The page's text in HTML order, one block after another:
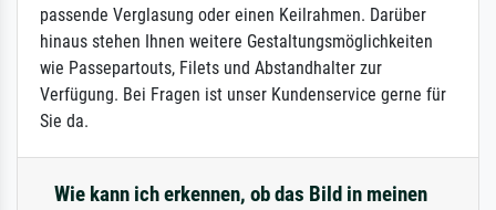
passende Verglasung oder einen Keilrahmen. Darüber
hinaus stehen Ihnen weitere Gestaltungsmöglichkeiten
wie Passepartouts, Filets und Abstandhalter zur
Verfügung. Bei Fragen ist unser Kundenservice gerne für
Sie da.
Wie kann ich erkennen, ob das Bild in meinen